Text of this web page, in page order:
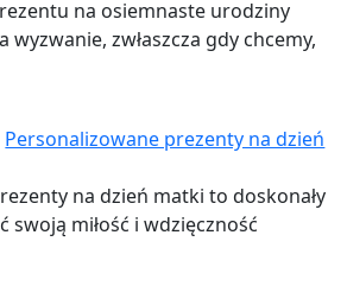
na osiemnaste urodziny
wyzwanie, zwłaszcza gdy chcemy,
Personalizowane prezenty na dzień
na dzień matki to doskonały
swoją miłość i wdzięczność